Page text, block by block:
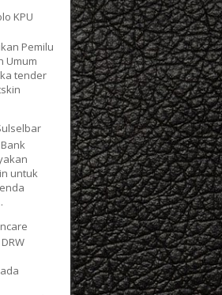
KPU
Pemilu
Umum
tender
untuk